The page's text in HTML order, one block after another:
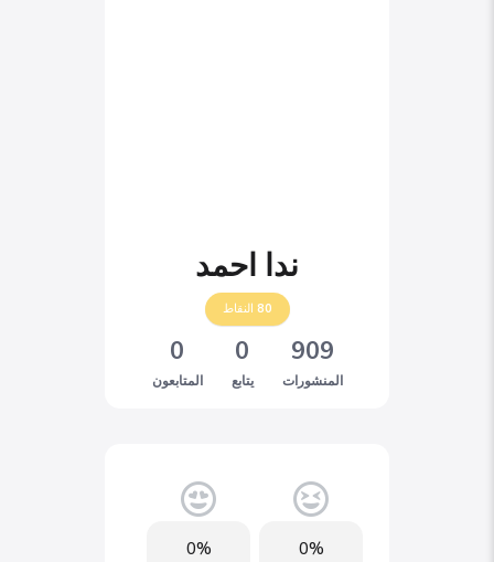
ندا احمد
80 النقاط
909
المنشورات
0
يتابع
0
المتابعون
0%
0%